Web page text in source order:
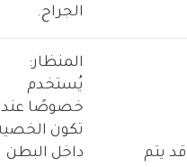
الجراح.
قد يتم
المنظار:
يُستخدم
خصوصًا
تكون
داخل البطن